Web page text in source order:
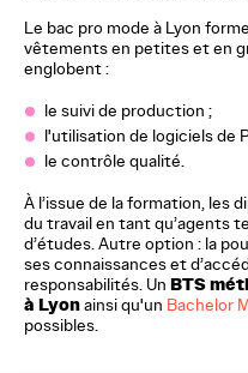
Le bac pro mode à Lyon
vêtements en petites et en
englobent :
le suivi de production ;
l'utilisation de logiciels de
le contrôle qualité.
À l’issue de la formation, les
du travail en tant qu’agents
d’études. Autre option : la
ses connaissances et
responsabilités. Un BTS
à Lyonainsi qu'un Bachelor
possibles.